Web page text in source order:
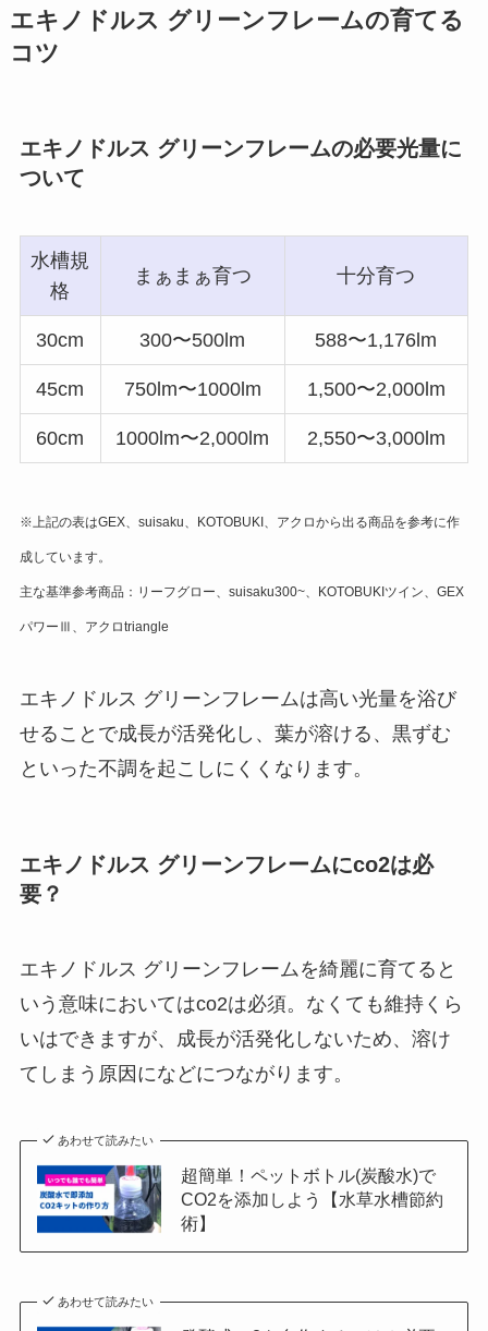
エキノドルス グリーンフレームの育てる
コツ
エキノドルス グリーンフレームの必要光量に
ついて
水槽規
格
まぁまぁ育つ 十分育つ
30cm 300〜500lm 588〜1,176lm
45cm 750lm〜1000lm 1,500〜2,000lm
60cm 1000lm〜2,000lm 2,550〜3,000lm
※上記の表はGEX、suisaku、KOTOBUKI、アクロから出る商品を参考に作
成しています。
主な基準参考商品：リーフグロー、suisaku300~、KOTOBUKIツイン、GEX
パワーⅢ、アクロtriangle
エキノドルス グリーンフレームは高い光量を浴び
せることで成長が活発化し、葉が溶ける、黒ずむ
といった不調を起こしにくくなります。
エキノドルス グリーンフレームにco2は必
要？
エキノドルス グリーンフレームを綺麗に育てると
いう意味においてはco2は必須。なくても維持くら
いはできますが、成長が活発化しないため、溶け
てしまう原因になどにつながります。
あわせて読みたい
超簡単！ペットボトル(炭酸水)で
CO2を添加しよう【水草水槽節約
術】
あわせて読みたい